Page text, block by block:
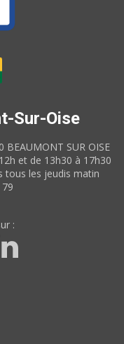
Sur-Oise
BEAUMONT SUR OISE
et de 13h30 à 17h30
tous les jeudis matin
: